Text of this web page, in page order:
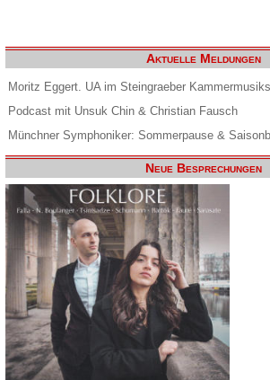
Aktuelle Meldungen
Moritz Eggert. UA im Steingraeber
Podcast mit Unsuk Chin & Christian Fausch
Münchner Symphoniker: Sommerpause &
Neue Besprechungen